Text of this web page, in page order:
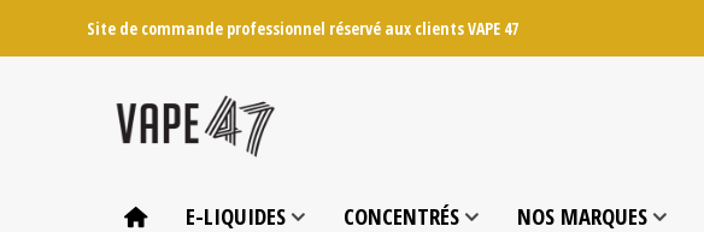
Site de commande professionnel réservé aux clients VAPE 47
E-LIQUIDES CONCENTRÉS NOS MARQUES